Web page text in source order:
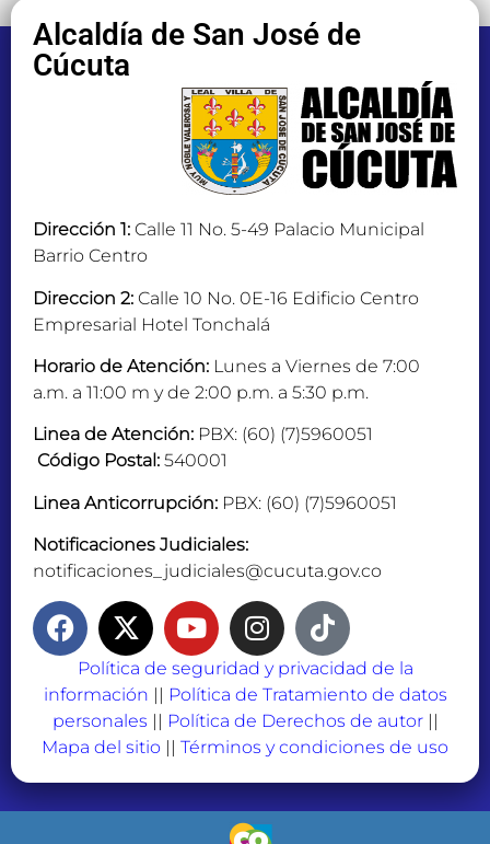
Alcaldía de San José de
Cúcuta
Dirección 1: Calle 11 No. 5-49 Palacio Municipal
Barrio Centro
Direccion 2: Calle 10 No. 0E-16 Edificio Centro
Empresarial Hotel Tonchalá
Horario de Atención: Lunes a Viernes de 7:00
a.m. a 11:00 m y de 2:00 p.m. a 5:30 p.m.
Linea de Atención: PBX: (60) (7)5960051
Código Postal: 540001
Linea Anticorrupción: PBX: (60) (7)5960051
Notificaciones Judiciales:
notificaciones_judiciales@cucuta.gov.co
Política de seguridad y privacidad de la
información || Política de Tratamiento de datos
personales || Política de Derechos de autor||
Mapa del sitio || Términos y condiciones de uso